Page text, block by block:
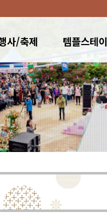
사/축제 템플스테이